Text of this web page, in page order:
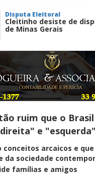
Disputa Eleitoral
Cleitinho desiste de
de Minas Gerais
Entenda
Pix Pensão Alimentícia:
e como solicitar
Saúde Mental
Plataforma oferece
mental para jovens no
ruim que o
e
conceitos arcaicos e
da sociedade
famílias e amigos